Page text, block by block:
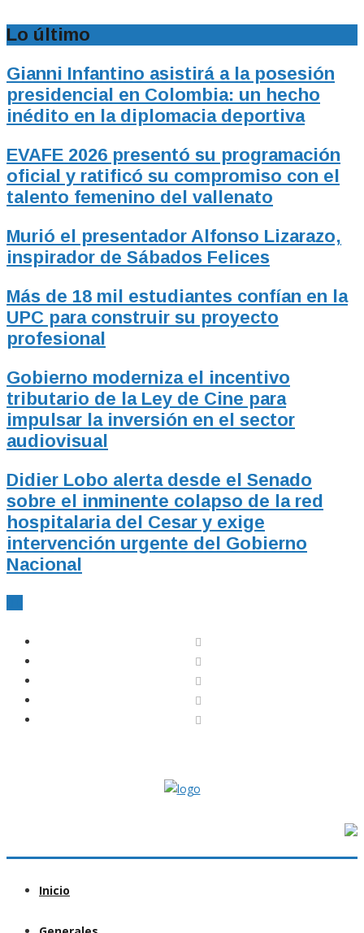
Lo último
Gianni Infantino asistirá a la posesión
presidencial en Colombia: un hecho
inédito en la diplomacia deportiva
EVAFE 2026 presentó su programación
oficial y ratificó su compromiso con el
talento femenino del vallenato
Murió el presentador Alfonso Lizarazo,
inspirador de Sábados Felices
Más de 18 mil estudiantes confían en la
UPC para construir su proyecto
profesional
Gobierno moderniza el incentivo
tributario de la Ley de Cine para
impulsar la inversión en el sector
audiovisual
Didier Lobo alerta desde el Senado
sobre el inminente colapso de la red
hospitalaria del Cesar y exige
intervención urgente del Gobierno
Nacional
Inicio